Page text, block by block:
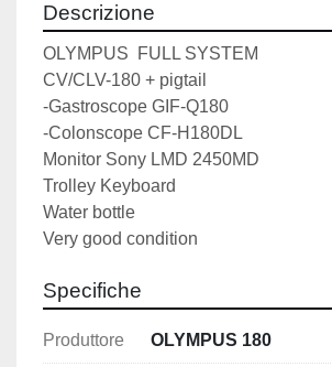
Descrizione
OLYMPUS  FULL SYSTEM
CV/CLV-180 + pigtail
-Gastroscope GIF-Q180
-Colonscope CF-H180DL
Monitor Sony LMD 2450MD
Trolley Keyboard
Water bottle
Very good condition
Specifiche
Produttore OLYMPUS 180